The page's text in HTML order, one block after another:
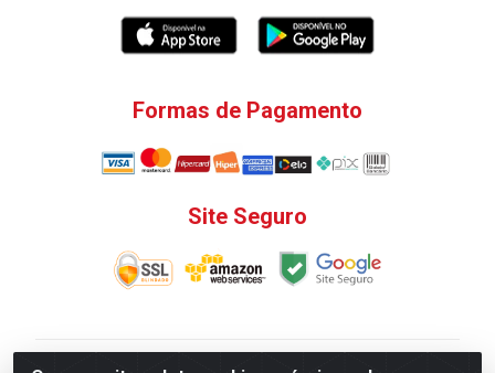
Formas de Pagamento
Site Seguro